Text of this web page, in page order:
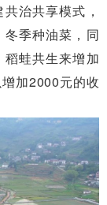
治共享模式，
季种油菜，同
蛙共生来增加
加2000元的收